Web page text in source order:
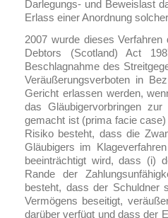
Darlegungs- und Beweislast
Erlass einer Anordnung
2007 wurde dieses
Debtors (Scotland) Act
Beschlagnahme des
Veräußerungsverboten in
Gericht erlassen werden,
das Gläubigervorbringen
gemacht ist (prima facie
Risiko besteht, dass die
Gläubigers im
beeinträchtigt wird, dass (i)
Rande der
besteht, dass der Schuldner
Vermögens beseitigt,
darüber verfügt und dass der